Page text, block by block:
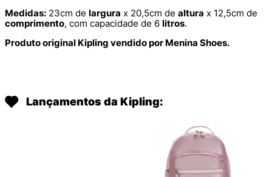
Medidas: 23cm de largura x 20,5cm de altura x 12,5cm de
comprimento, com capacidade de 6 litros.
Produto original Kipling vendido por Menina Shoes.
Lançamentos da Kipling: